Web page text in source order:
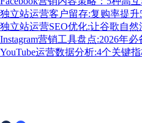
独立站运营客户留存:复购率提升
独立站运营SEO优化:让谷歌自
Instagram营销工具盘点:2026年
YouTube运营数据分析:4个关键